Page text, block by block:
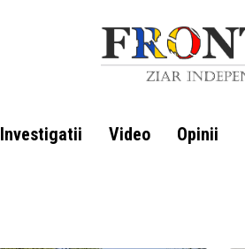
Investigatii Video Opinii